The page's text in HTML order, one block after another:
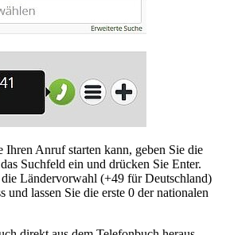
Ihren Anruf starten kann, geben Sie die
Suchfeld ein und drücken Sie Enter.
die Ländervorwahl (+49 für Deutschland)
und lassen Sie die erste 0 der nationalen